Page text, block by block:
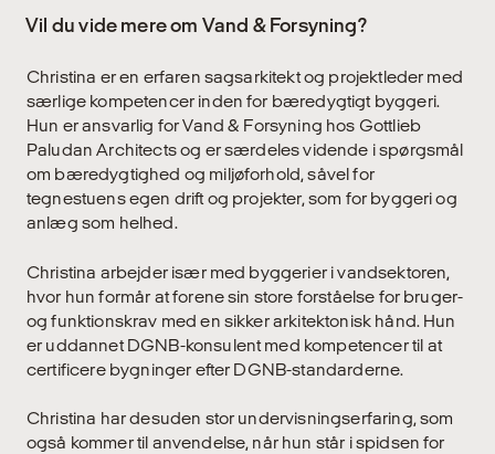
Vil du vide mere om Vand & Forsyning?
Christina er en erfaren sagsarkitekt og projektleder med
særlige kompetencer inden for bæredygtigt byggeri.
Hun er ansvarlig for Vand & Forsyning hos Gottlieb
Paludan Architects og er særdeles vidende i spørgsmål
om bæredygtighed og miljøforhold, såvel for
tegnestuens egen drift og projekter, som for byggeri og
anlæg som helhed.
Christina arbejder især med byggerier i vandsektoren,
hvor hun formår at forene sin store forståelse for bruger-
og funktionskrav med en sikker arkitektonisk hånd. Hun
er uddannet DGNB-konsulent med kompetencer til at
certificere bygninger efter DGNB-standarderne.
Christina har desuden stor undervisningserfaring, som
også kommer til anvendelse, når hun står i spidsen for